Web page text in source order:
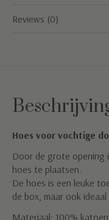
Reviews (0)
Hoes voor vochtige
Door de grote opening
hoes te plaatsen.
De hoes is een leuke
de box, maar ook
Materiaal: 100% katoen